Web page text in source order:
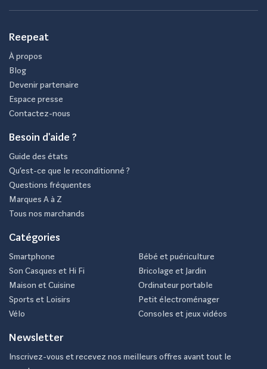
Reepeat
À propos
Blog
Devenir partenaire
Espace presse
Contactez-nous
Besoin d'aide ?
Guide des états
Qu’est-ce que le reconditionné ?
Questions fréquentes
Marques A à Z
Tous nos marchands
Catégories
Smartphone
Son Casques et Hi Fi
Maison et Cuisine
Sports et Loisirs
Vélo
Bébé et puériculture
Bricolage et Jardin
Ordinateur portable
Petit électroménager
Consoles et jeux vidéos
Newsletter
Inscrivez-vous et recevez nos meilleurs offres avant tout le